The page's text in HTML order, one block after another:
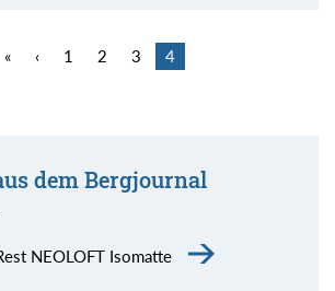
« ‹ 1 2 3 4
dem Bergjournal
NEOLOFT Isomatte